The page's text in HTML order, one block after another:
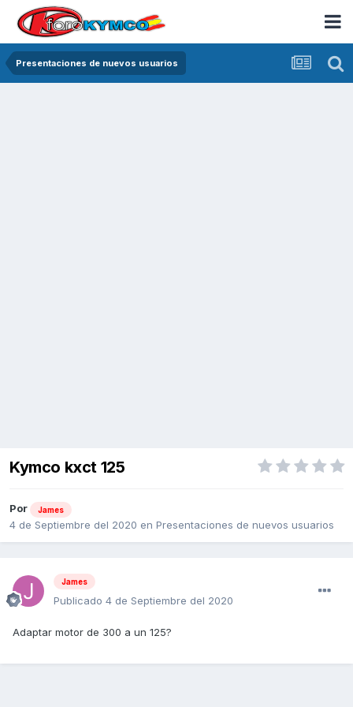
Presentaciones de nuevos usuarios
Kymco kxct 125
Por James
4 de Septiembre del 2020 en Presentaciones de nuevos usuarios
James
Publicado 4 de Septiembre del 2020
Adaptar motor de 300 a un 125?